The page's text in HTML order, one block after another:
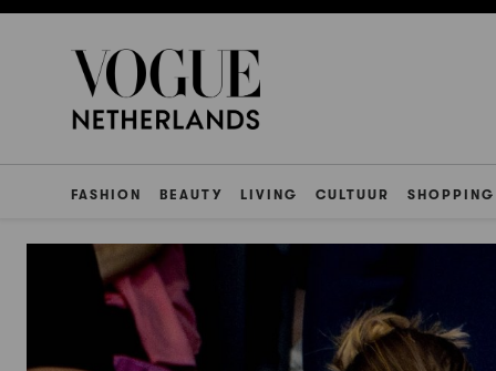
FASHION BEAUTY LIVING CULTUUR SHOPPING